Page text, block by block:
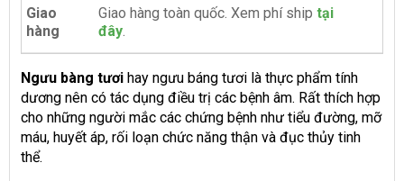
Giao
hàng
Giao hàng toàn quốc. Xem phí ship tại
đây.
Ngưu bàng tươi hay ngưu báng tươi là thực phẩm tính
dương nên có tác dụng điều trị các bệnh âm. Rất thích hợp
cho những người mắc các chứng bệnh như tiểu đường, mỡ
máu, huyết áp, rối loạn chức năng thận và đục thủy tinh
thể.